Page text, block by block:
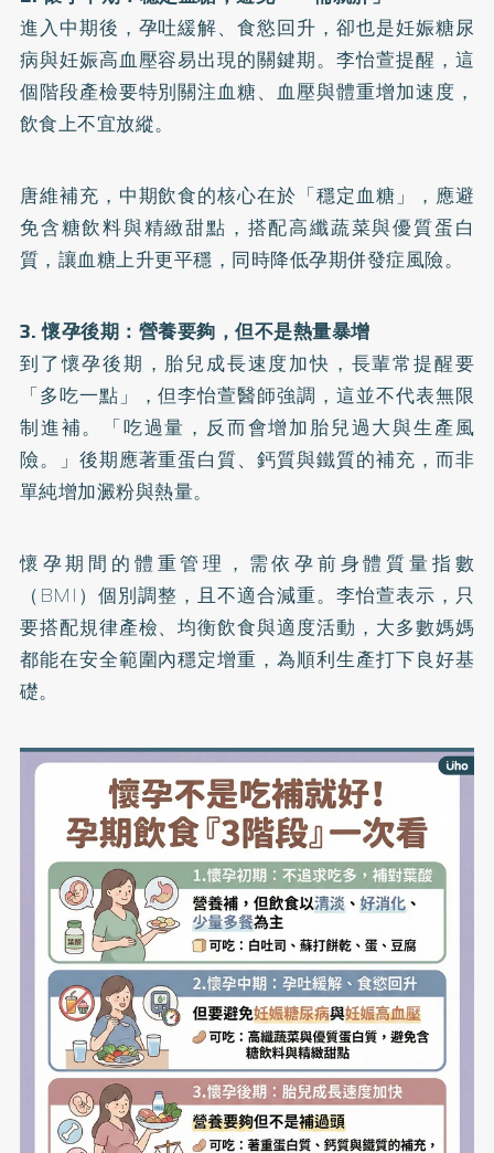
進入中期後，孕吐緩解、食慾回升，卻也是妊娠糖尿
病與妊娠高血壓容易出現的關鍵期。李怡萱提醒，這
個階段產檢要特別關注血糖、血壓與體重增加速度，
飲食上不宜放縱。
唐維補充，中期飲食的核心在於「穩定血糖」，應避
免含糖飲料與精緻甜點，搭配高纖蔬菜與優質蛋白
質，讓血糖上升更平穩，同時降低孕期併發症風險。
3. 懷孕後期：營養要夠，但不是熱量暴增
到了懷孕後期，胎兒成長速度加快，長輩常提醒要
「多吃一點」，但李怡萱醫師強調，這並不代表無限
制進補。「吃過量，反而會增加胎兒過大與生產風
險。」後期應著重蛋白質、鈣質與鐵質的補充，而非
單純增加澱粉與熱量。
懷孕期間的體重管理，需依孕前身體質量指數
（BMI）個別調整，且不適合減重。李怡萱表示，只
要搭配規律產檢、均衡飲食與適度活動，大多數媽媽
都能在安全範圍內穩定增重，為順利生產打下良好基
礎。